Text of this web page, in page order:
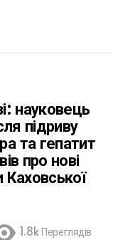
науковець
підриву
та гепатит
про нові
Каховської
1.8k Переглядів